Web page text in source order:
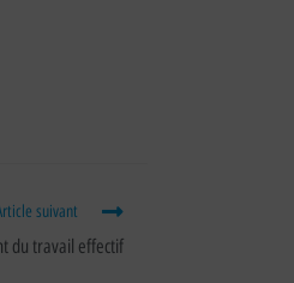
suivant
du travail effectif